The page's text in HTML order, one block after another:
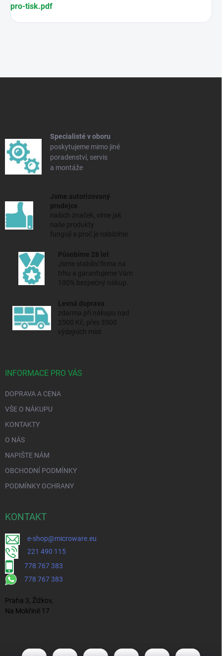
pro-tisk.pdf
Specialisté v oboru
poskytujeme mimo jiné
poradenství, servis
a montáže
Jsme autorizovaný
prodejce
našich značek, víme jak
naše produkty
fungují a proč je nabízíme
Působíme 28 let
Jsme stabilní firma na
trhu a garantujeme Vám
100% bezpečný nákup.
Levná doprava
zdarma při nákupu nad
2500 Kč, přes 3500
výdejních míst
INFORMACE PRO VÁS
DOPRAVA A CENA
VŠE O NÁKUPU
KONTAKTY
O NÁS
NAPIŠTE NÁM
OBCHODNÍ PODMÍNKY
PODMÍNKY OCHRANY
KONTAKT
e-shop@microware.eu
221 490 115
778 767 383
778 767 383
Praha 3, Žižkov,
Na Mokřině 17